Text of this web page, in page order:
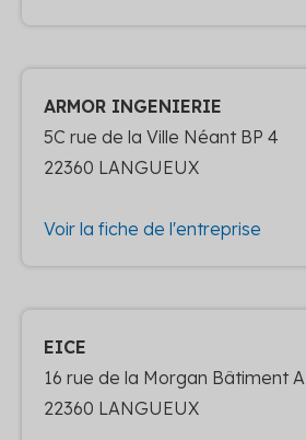
ARMOR INGENIERIE
5C rue de la Ville Néant BP 4
22360 LANGUEUX
Voir la fiche de l'entreprise
EICE
16 rue de la Morgan Bâtiment A
22360 LANGUEUX